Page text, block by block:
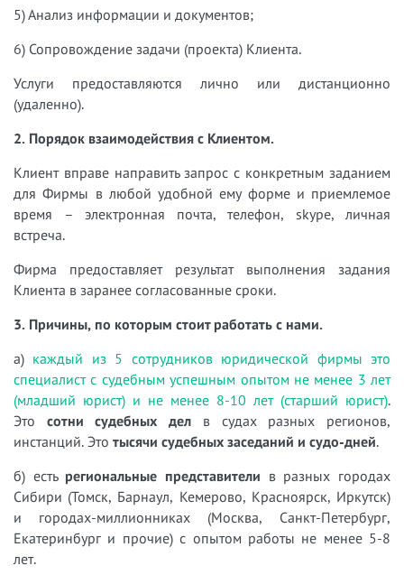
5) Анализ информации и документов;
6) Сопровождение задачи (проекта) Клиента.
Услуги предоставляются лично или дистанционно
(удаленно).
2. Порядок взаимодействия с Клиентом.
Клиент вправе направить запрос с конкретным заданием
для Фирмы в любой удобной ему форме и приемлемое
время – электронная почта, телефон, skype, личная
встреча.
Фирма предоставляет результат выполнения задания
Клиента в заранее согласованные сроки.
3. Причины, по которым стоит работать с нами.
а) каждый из 5 сотрудников юридической фирмы это
специалист с судебным успешным опытом не менее 3 лет
(младший юрист) и не менее 8-10 лет (старший юрист).
Это сотни судебных дел в судах разных регионов,
инстанций. Это тысячи судебных заседаний и судо-дней.
б) есть региональные представители в разных городах
Сибири (Томск, Барнаул, Кемерово, Красноярск, Иркутск)
и городах-миллионниках (Москва, Санкт-Петербург,
Екатеринбург и прочие) с опытом работы не менее 5-8
лет.